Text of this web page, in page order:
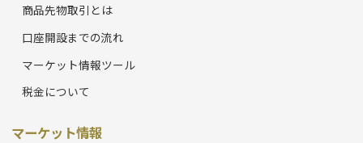
商品先物取引とは
口座開設までの流れ
マーケット情報ツール
税金について
マーケット情報